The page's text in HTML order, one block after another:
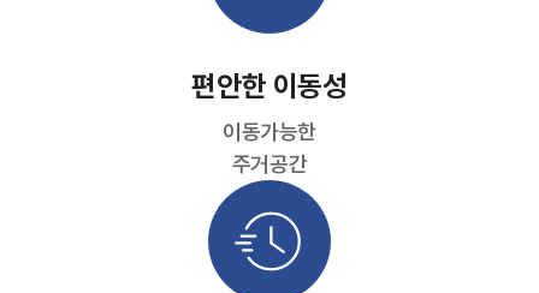
편안한 이동성
이동가능한
주거공간